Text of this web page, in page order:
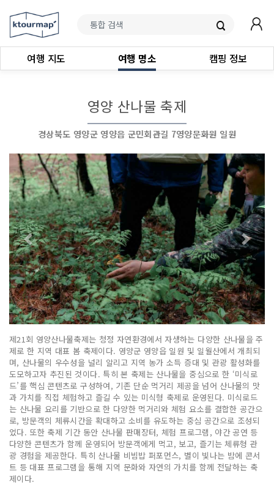
여행 지도 여행 명소 캠핑 정보
영양 산나물 축제
경상북도 영양군 영양읍 군민회관길 7영양문화원 일원
제21회 영양산나물축제는 청정 자연환경에서 자생하는 다양한 산나물을 주
제로 한 지역 대표 봄 축제이다. 영양군 영양읍 일원 및 일월산에서 개최되
며, 산나물의 우수성을 널리 알리고 지역 농가 소득 증대 및 관광 활성화를
도모하고자 추진된 것이다. 특히 본 축제는 산나물을 중심으로 한 ‘미식로
드’를 핵심 콘텐츠로 구성하여, 기존 단순 먹거리 제공을 넘어 산나물의 맛
과 가치를 직접 체험하고 즐길 수 있는 미식형 축제로 운영된다. 미식로드
는 산나물 요리를 기반으로 한 다양한 먹거리와 체험 요소를 결합한 공간으
로, 방문객의 체류시간을 확대하고 소비를 유도하는 중심 공간으로 조성되
었다. 또한 축제 기간 동안 산나물 판매장터, 체험 프로그램, 야간 공연 등
다양한 콘텐츠가 함께 운영되어 방문객에게 먹고, 보고, 즐기는 체류형 관
광 경험을 제공한다. 특히 산나물 비빔밥 퍼포먼스, 별이 빛나는 밤에 콘서
트 등 대표 프로그램을 통해 지역 문화와 자연의 가치를 함께 전달하는 축
제이다.